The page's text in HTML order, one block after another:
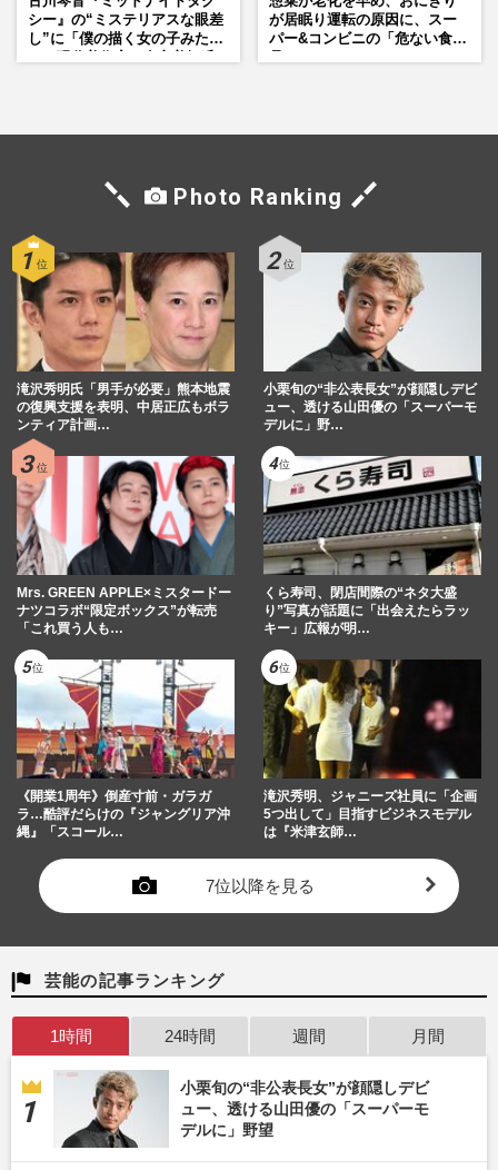
シー』の“ミステリアスな眼差
し”に「僕の描く女の子みた
が居眠り運転の原因に、スー
パー&コンビニの「危ない食
Photo Ranking
滝沢秀明氏「男手が必要」熊本地震
の復興支援を表明、中居正広もボラ
ンティア計画…
小栗旬の“非公表長女”が顔隠しデビ
ュー、透ける山田優の「スーパーモ
デルに」野…
Mrs. GREEN APPLE×ミスタードー
ナツコラボ“限定ボックス”が転売
「これ買う人も…
くら寿司、閉店間際の“ネタ大盛
り”写真が話題に「出会えたらラッ
キー」広報が明…
《開業1周年》倒産寸前・ガラガ
ラ…酷評だらけの『ジャングリア沖
縄』「スコール…
滝沢秀明、ジャニーズ社員に「企画
5つ出して」目指すビジネスモデル
は『米津玄師…
7位以降を見る
芸能の記事ランキング
1時間 24時間 週間 月間
小栗旬の“非公表長女”が顔隠しデビ
ュー、透ける山田優の「スーパーモ
デルに」野望